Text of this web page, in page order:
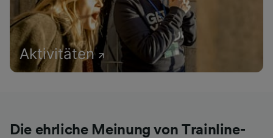
Aktivitäten
Die ehrliche Meinung von Trainline-